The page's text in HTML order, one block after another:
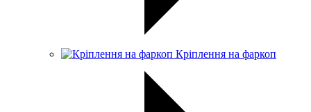
Кріплення на фаркоп